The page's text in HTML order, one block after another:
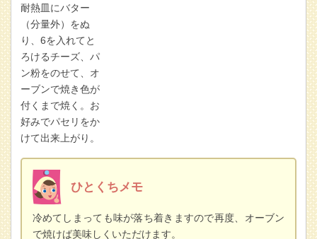
耐熱皿にバター
（分量外）をぬ
り、6を入れてと
ろけるチーズ、パ
ン粉をのせて、オ
ーブンで焼き色が
付くまで焼く。お
好みでパセリをか
けて出来上がり。
ひとくちメモ
冷めてしまっても味が落ち着きますので再度、オーブン
で焼けば美味しくいただけます。